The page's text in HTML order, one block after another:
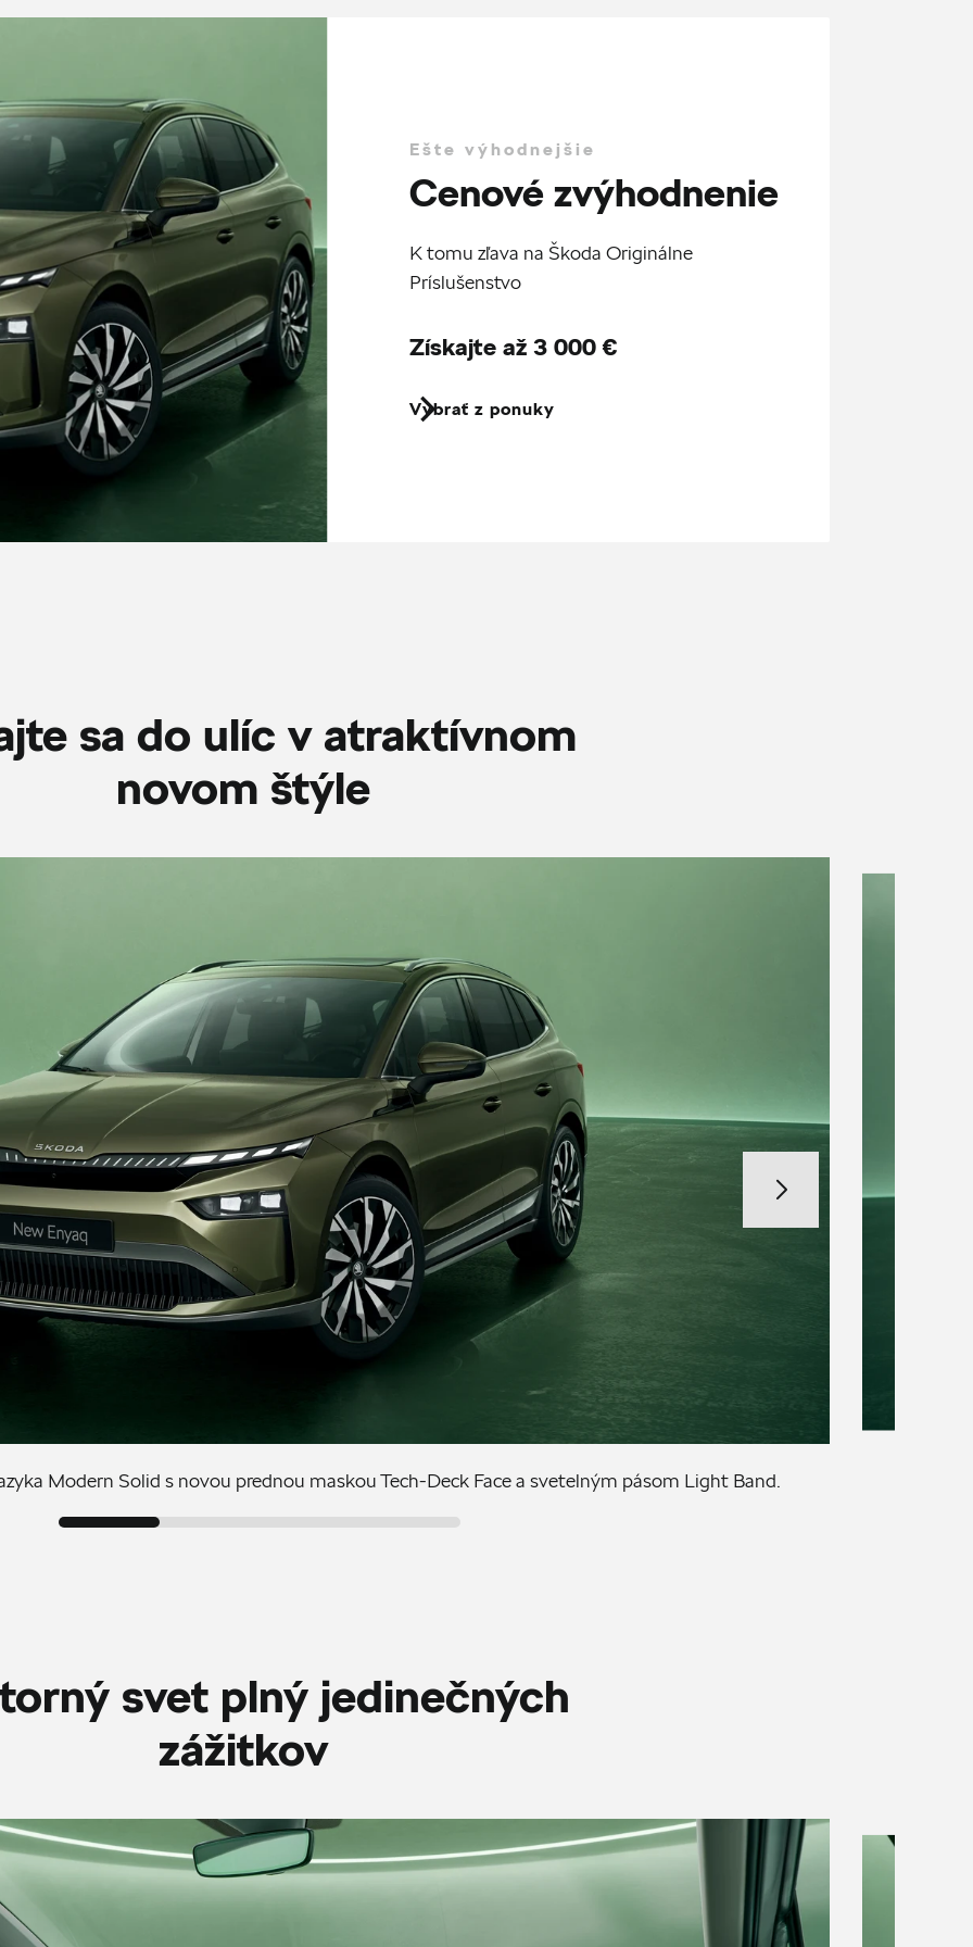
Ešte výhodnejšie
Cenové zvýhodnenie
K tomu zľava na Škoda Originálne
Príslušenstvo
Získajte až 3 000 €
Vybrať z ponuky
sa do ulíc v atraktívnom
novom štýle
Modern Solid s novou prednou maskou Tech-Deck Face a svetelným pásom Light Band.
svet plný jedinečných
zážitkov